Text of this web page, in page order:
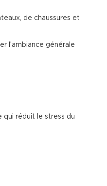
de chaussures et
l’ambiance générale
qui réduit le stress du